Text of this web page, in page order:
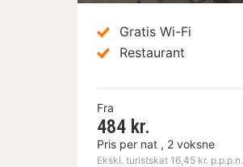
Gratis Wi-Fi
Restaurant
Fra
484 kr.
Pris per nat , 2 voksne
Ekskl. turistskat 16,45 kr. p.p.p.n.